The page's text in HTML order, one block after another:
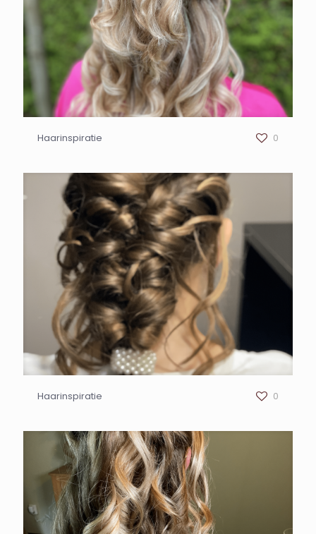
Haarinspiratie 0
Haarinspiratie 0